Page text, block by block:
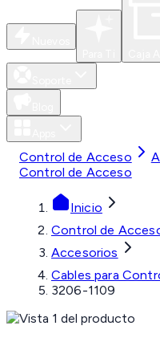
Control de Acceso
Control de Acceso
Inicio
Control de
Accesorios
Cables para
3206-1109